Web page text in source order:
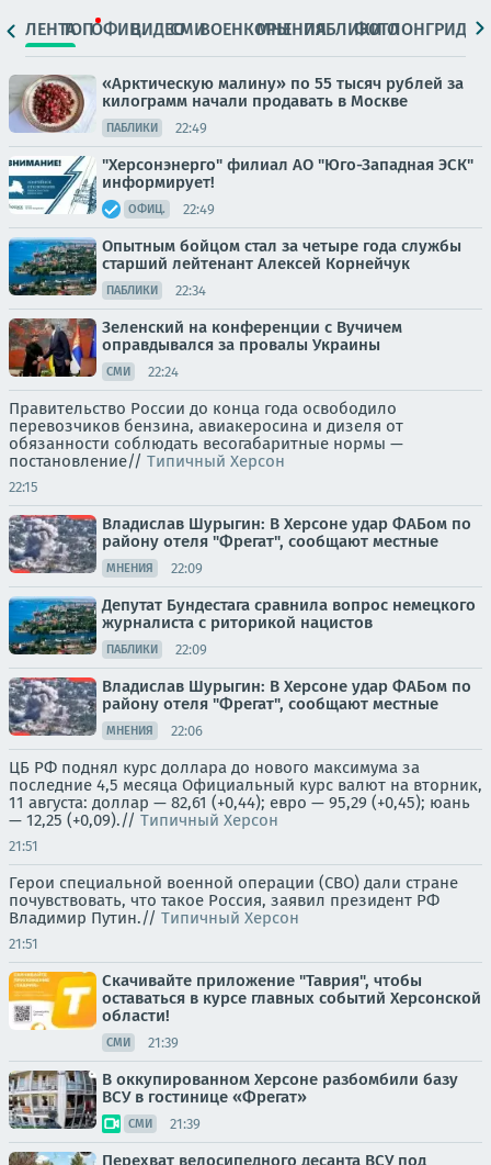
ЛЕНТАТОПОФИЦ.ВИДЕОСМИВОЕНКОРЫМНЕНИЯПАБЛИКИ
ФОТОЛОНГРИДЫ
«Арктическую малину» по 55 тысяч рублей за
килограмм начали продавать в Москве
ПАБЛИКИ 22:49
"Херсонэнерго" филиал АО "Юго-Западная ЭСК"
информирует!
ОФИЦ. 22:49
Опытным бойцом стал за четыре года службы
старший лейтенант Алексей Корнейчук
ПАБЛИКИ 22:34
Зеленский на конференции с Вучичем
оправдывался за провалы Украины
СМИ 22:24
Правительство России до конца года освободило
перевозчиков бензина, авиакеросина и дизеля от
обязанности соблюдать весогабаритные нормы —
постановление// Типичный Херсон
22:15
Владислав Шурыгин: В Херсоне удар ФАБом по
району отеля "Фрегат", сообщают местные
МНЕНИЯ 22:09
Депутат Бундестага сравнила вопрос немецкого
журналиста с риторикой нацистов
ПАБЛИКИ 22:09
Владислав Шурыгин: В Херсоне удар ФАБом по
району отеля "Фрегат", сообщают местные
МНЕНИЯ 22:06
ЦБ РФ поднял курс доллара до нового максимума за
последние 4,5 месяца Официальный курс валют на вторник,
11 августа: доллар — 82,61 (+0,44); евро — 95,29 (+0,45); юань
— 12,25 (+0,09).// Типичный Херсон
21:51
Герои специальной военной операции (СВО) дали стране
почувствовать, что такое Россия, заявил президент РФ
Владимир Путин.// Типичный Херсон
21:51
Скачивайте приложение "Таврия", чтобы
оставаться в курсе главных событий Херсонской
области!
СМИ 21:39
В оккупированном Херсоне разбомбили базу
ВСУ в гостинице «Фрегат»
СМИ 21:39
Перехват велосипедного десанта ВСУ под